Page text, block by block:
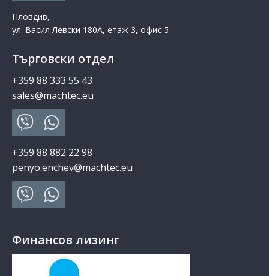
Пловдив,
ул. Васил Левски 180А, етаж 3, офис 5
Търговски отдел
+359 88 333 55 43
sales@machtec.eu
+359 88 882 22 98
penyo.enchev@machtec.eu
Финансов лизинг